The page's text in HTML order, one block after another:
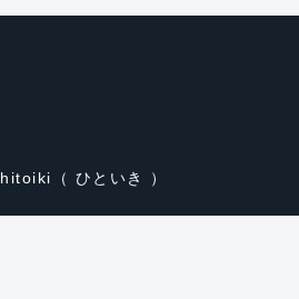
hitoiki（ ひといき ）